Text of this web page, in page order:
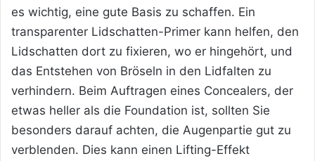
es wichtig, eine gute Basis zu schaffen. Ein
transparenter Lidschatten-Primer kann helfen, den
Lidschatten dort zu fixieren, wo er hingehört, und
das Entstehen von Bröseln in den Lidfalten zu
verhindern. Beim Auftragen eines Concealers, der
etwas heller als die Foundation ist, sollten Sie
besonders darauf achten, die Augenpartie gut zu
verblenden. Dies kann einen Lifting-Effekt